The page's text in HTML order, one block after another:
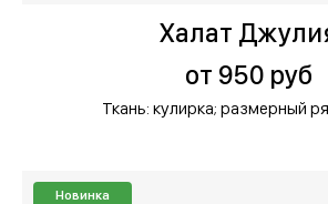
Халат
от 950 руб
Ткань: кулирка; размерный
Новинка